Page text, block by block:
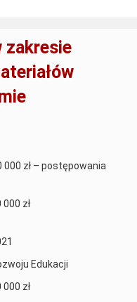
zakresie
000 zł – postępowania
zł
Edukacji
zł